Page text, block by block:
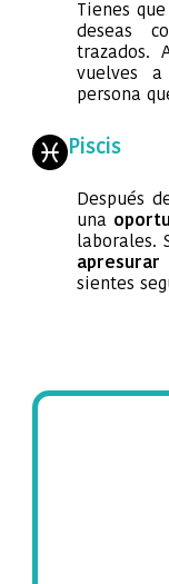
Tienes
deseas
trazados.
vuelves
persona
Piscis
Después
una
laborales.
apresurar
sientes